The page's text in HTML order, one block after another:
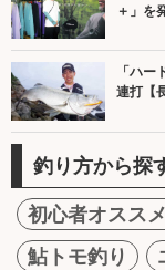
＋」を
「ハ
連打【
釣り方から探
初心者オススメ
鮎トモ釣り